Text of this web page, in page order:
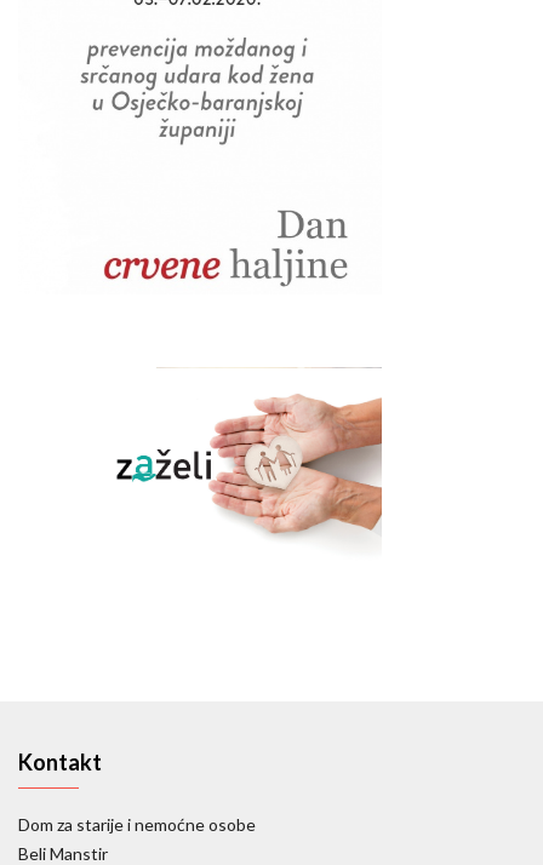
Kontakt
Dom za starije i nemoćne osobe
Beli Manstir